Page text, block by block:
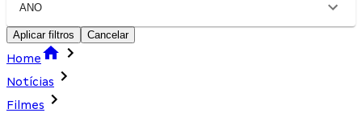
ANO
Aplicar filtros Cancelar
Home
Notícias
Filmes